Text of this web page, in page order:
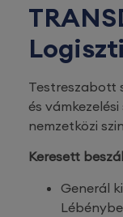
Testreszabott
és
nemzetközi
Keresett
Generál